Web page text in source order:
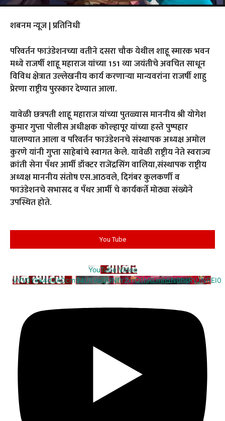
शबनम न्यूज | प्रतिनिधी
परिवर्तन फाउंडेशनच्या वतीने दसरा चौक येथील शाहू स्मारक भवन
मध्ये राजर्षी शाहू महाराज यांच्या 151 व्या जयंतीचे अवचित साधून
विविध क्षेत्रात उल्लेखनीय कार्य करणाऱ्या मान्यवरांना राजर्षी शाहु
प्रेरणा राष्ट्रीय पुरस्कार देण्यात आला.
यावेळी छत्रपती शाहू महाराज यांच्या पुतळ्यास माननीय श्री योगेश
कुमार गुप्ता पोलीस अधीक्षक कोल्हापूर यांच्या हस्ते पुष्पहार
घालण्यात आला व परिवर्तन फाउंडेशनचे संस्थापक अध्यक्ष अमोल
कुरणे यांनी गुप्ता साहेबांचे स्वागत केले. यावेळी राष्ट्रीय नेते स्वराज्य
क्रांती सेना पॅंथर आर्मी डॉक्टर राजेंद्रसिंग वालिया,संस्थापक राष्ट्रीय
अध्यक्ष माननीय संतोष एस.आठवले, दिगंबर कुलकर्णी व
फाउंडेशनचे सभासद व पँथर आर्मी चे कार्यकर्ते मोठ्या संख्येने
उपस्थित होते.
You Tube
YouTube Video
VVV0Ykk4d3A0cm94U1VaQUNfY2xrQ1hRLmh5N0hsRVJNREI0